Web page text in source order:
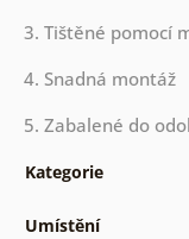
3. Tištěné pomocí
4. Snadná montáž
5. Zabalené do
Kategorie
Umístění